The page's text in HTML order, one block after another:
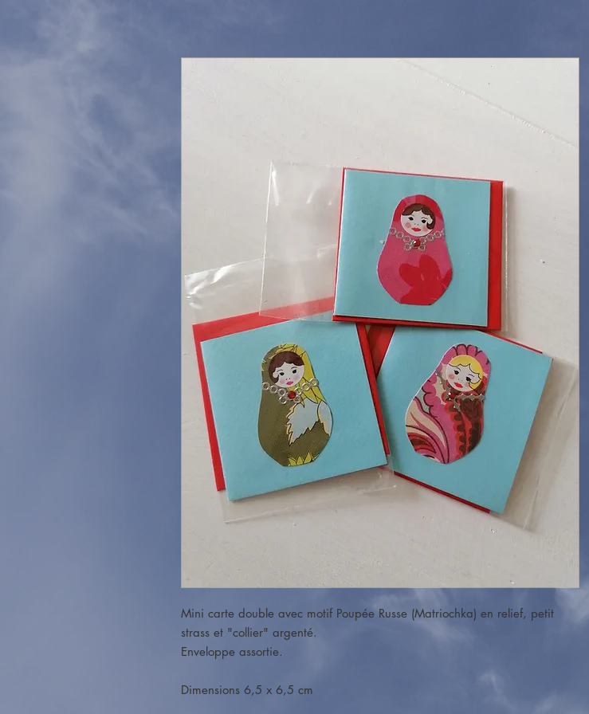
Mini carte double avec motif Poupée Russe (Matriochka) en relief, petit
strass et "collier" argenté.
Enveloppe assortie.
Dimensions 6,5 x 6,5 cm